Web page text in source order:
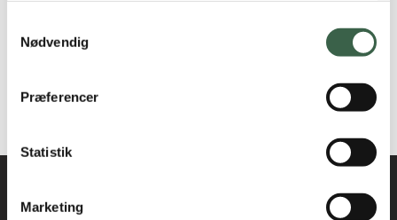
Nødvendig
Præferencer
Statistik
Marketing
Patienter, der skal være indlagt længe, kan med fordel
enIndividuel diætbehandling
Kontakt